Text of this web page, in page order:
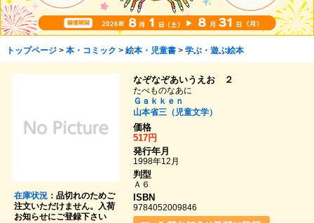
トップページ> 本・コミック > 絵本・児童書> 学ぶ・遊ぶ絵本
在庫状況：品切れのためご
注文いただけません。入荷
お知らせにご登録下さい
なぞなぞあいうえお ２
たべものなあに
Ｇａｋｋｅｎ
山本省三（児童文学）
価格
517円
発行年月
1998年12月
判型
Ａ６
ISBN
9784052009846